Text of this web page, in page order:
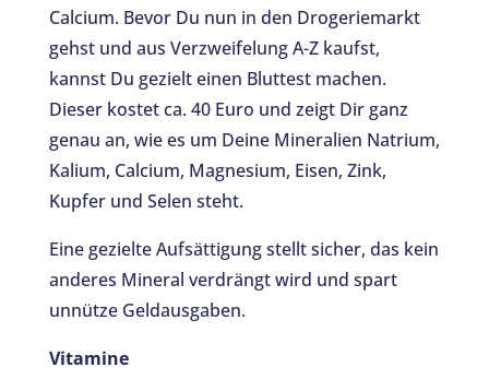
Calcium. Bevor Du nun in den Drogeriemarkt
gehst und aus Verzweifelung A-Z kaufst,
kannst Du gezielt einen Bluttest machen.
Dieser kostet ca. 40 Euro und zeigt Dir ganz
genau an, wie es um Deine Mineralien Natrium,
Kalium, Calcium, Magnesium, Eisen, Zink,
Kupfer und Selen steht.
Eine gezielte Aufsättigung stellt sicher, das kein
anderes Mineral verdrängt wird und spart
unnütze Geldausgaben.
Vitamine